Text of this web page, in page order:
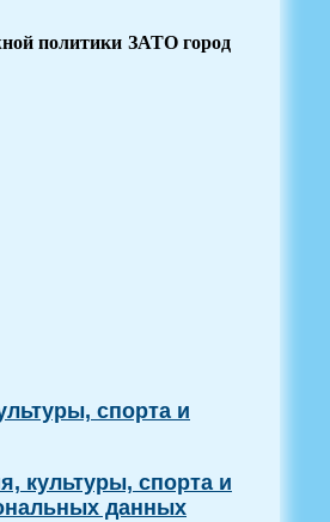
политики ЗАТО город
спорта и
культуры, спорта и
данных